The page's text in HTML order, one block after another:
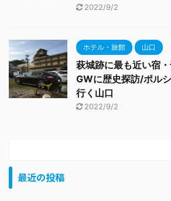
2022/9/2
ホテル・旅館 山口
萩城跡に最も近い宿
GWに歴史探訪/ポル
行く山口
2022/9/2
最近の投稿